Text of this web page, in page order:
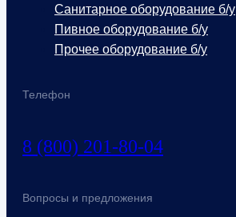
Телефон
8 (800) 201-80-04
Вопросы и предложения
Санитарное оборудование б/у
Пивное оборудование б/у
Прочее оборудование б/у